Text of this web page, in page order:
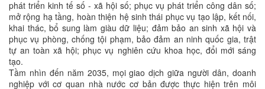
phát triển kinh tế số - xã hội số; phục vụ phát triển công dân số;
mở rộng hạ tầng, hoàn thiện hệ sinh thái phục vụ tạo lập, kết nối,
khai thác, bổ sung làm giàu dữ liệu; đảm bảo an sinh xã hội và
phục vụ phòng, chống tội phạm, bảo đảm an ninh quốc gia, trật
tự an toàn xã hội; phục vụ nghiên cứu khoa học, đổi mới sáng
tạo.
Tầm nhìn đến năm 2035, mọi giao dịch giữa người dân, doanh
nghiệp với cơ quan nhà nước cơ bản được thực hiện trên môi